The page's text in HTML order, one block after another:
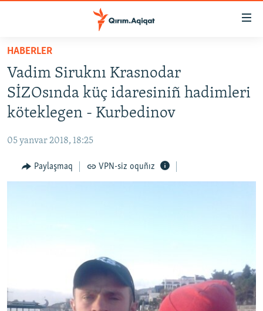
Esas
qaytmaq
Baş
navigatsiyağa
qaytmaq
Qıdıruvğa
qaytmaq
HABERLER
SİYASET
İQTİSADİYAT
MEDENİYET
İNSAN AQLARI
Українською
HABERLER
Vadim Siruknı Krasnodar
SİZOsında küç idaresiniñ hadimleri
köteklegen - Kurbedinov
05 yanvar 2018, 18:25
Paylaşmaq VPN-siz oquñız